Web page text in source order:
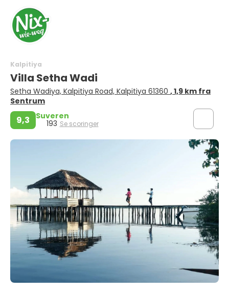
Kalpitiya
Villa Setha Wadi
Setha Wadiya, Kalpitiya Road, Kalpitiya 61360 , 1,9 km fra
Sentrum
9,3 Suveren
193 Se scoringer